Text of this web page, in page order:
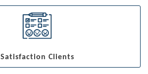
Satisfaction Clients